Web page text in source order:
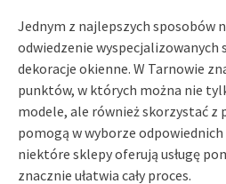
Jednym z najlepszych sposobów
odwiedzenie wyspecjalizowanych
dekoracje okienne. W Tarnowie
punktów, w których można nie
modele, ale również skorzystać z
pomogą w wyborze
niektóre sklepy oferują usługę
znacznie ułatwia cały proces.